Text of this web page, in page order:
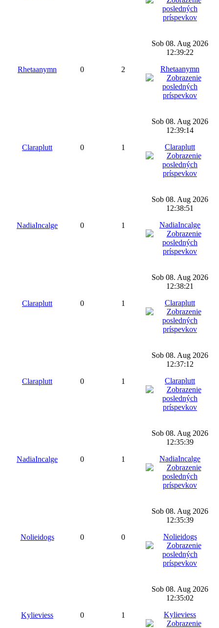
Rhetaanymn 0 2
Sob 08. Aug 2026
12:39:22
Rhetaanymn
Claraplutt 0 1
Sob 08. Aug 2026
12:39:14
Claraplutt
NadiaIncalge 0 1
Sob 08. Aug 2026
12:38:51
NadiaIncalge
Claraplutt 0 1
Sob 08. Aug 2026
12:38:21
Claraplutt
Claraplutt 0 1
Sob 08. Aug 2026
12:37:12
Claraplutt
NadiaIncalge 0 1
Sob 08. Aug 2026
12:35:39
NadiaIncalge
Nolieidogs 0 0
Sob 08. Aug 2026
12:35:39
Nolieidogs
Kylieviess 0 1
Sob 08. Aug 2026
12:35:02
Kylieviess